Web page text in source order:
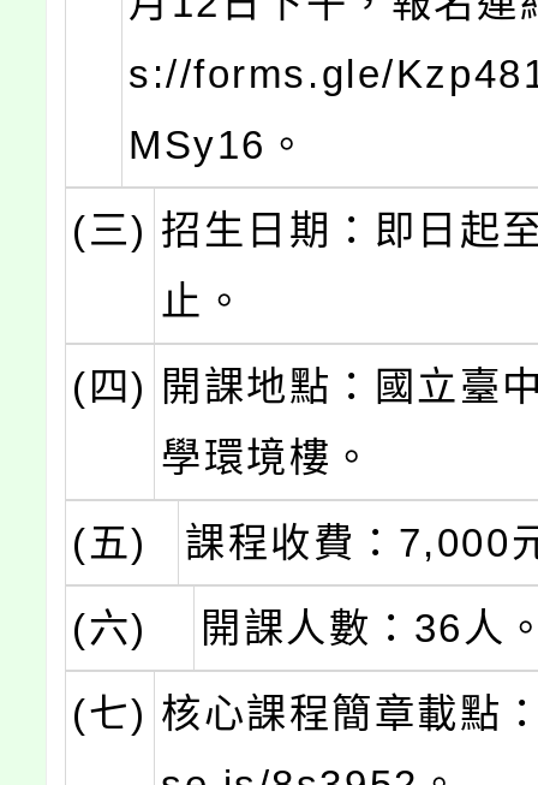
s://forms.gle/
MSy16。
(三) 招生日期：即日起
止。
(四) 開課地點：國立臺
學環境樓。
(五)
課程收費：7,000
(六)
開課人數：36人
(七) 核心課程簡章載點